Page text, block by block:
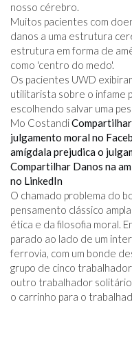
nosso cérebro.
Muitos pacientes com
danos a uma estrutura
estrutura em forma de
como 'centro do medo'.
Os pacientes UWD
utilitarista sobre o infame
escolhendo salvar uma
Mo Costandi
julgamento moral no
amígdala prejudica o
Compartilhar Danos na
no LinkedIn
O chamado problema do
pensamento clássico
ética e da filosofia moral.
parado ao lado de um
ferrovia, com um bonde
grupo de cinco
outro trabalhador
o carrinho para o